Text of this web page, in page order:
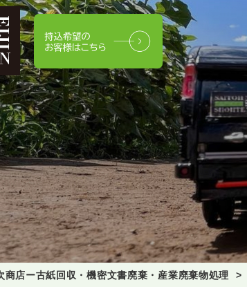
商店ー古紙回収・機密文書廃棄・産業廃棄物処理